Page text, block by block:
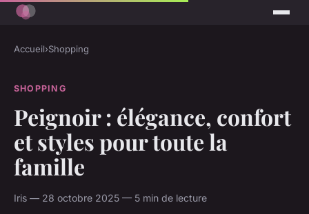
Accueil›Shopping
SHOPPING
Peignoir : élégance, confort
et styles pour toute la
famille
Iris — 28 octobre 2025 — 5 min de lecture